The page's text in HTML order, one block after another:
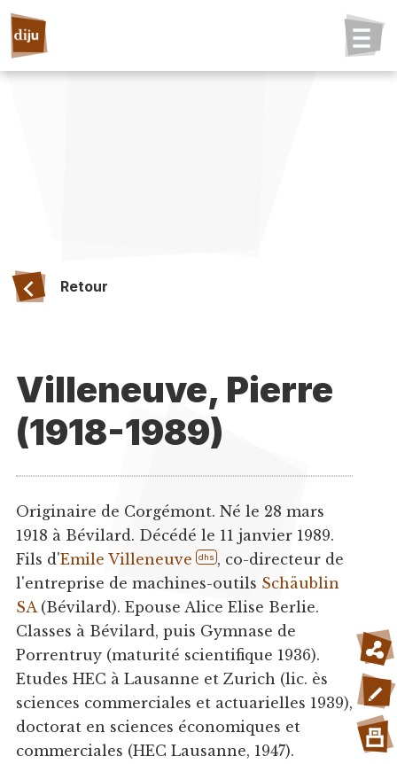
Retour
Villeneuve, Pierre
(1918-1989)
Originaire de Corgémont. Né le 28 mars
1918 à Bévilard. Décédé le 11 janvier 1989.
Fils d'Emile Villeneuve dhs , co-directeur de
l'entreprise de machines-outils Schäublin
SA(Bévilard). Epouse Alice Elise Berlie.
Classes à Bévilard, puis Gymnase de
Porrentruy (maturité scientifique 1936).
Etudes HEC à Lausanne et Zurich (lic. ès
sciences commerciales et actuarielles 1939),
doctorat en sciences économiques et
commerciales (HEC Lausanne, 1947).